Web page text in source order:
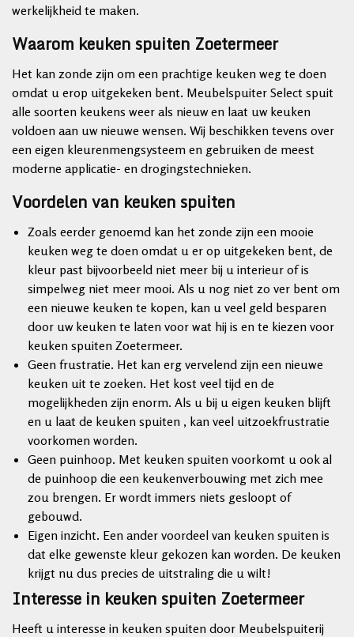
werkelijkheid te maken.
Waarom keuken spuiten Zoetermeer
Het kan zonde zijn om een prachtige keuken weg te doen
omdat u erop uitgekeken bent. Meubelspuiter Select spuit
alle soorten keukens weer als nieuw en laat uw keuken
voldoen aan uw nieuwe wensen. Wij beschikken tevens over
een eigen kleurenmengsysteem en gebruiken de meest
moderne applicatie- en drogingstechnieken.
Voordelen van keuken spuiten
Zoals eerder genoemd kan het zonde zijn een mooie
keuken weg te doen omdat u er op uitgekeken bent, de
kleur past bijvoorbeeld niet meer bij u interieur of is
simpelweg niet meer mooi. Als u nog niet zo ver bent om
een nieuwe keuken te kopen, kan u veel geld besparen
door uw keuken te laten voor wat hij is en te kiezen voor
keuken spuiten Zoetermeer.
Geen frustratie. Het kan erg vervelend zijn een nieuwe
keuken uit te zoeken. Het kost veel tijd en de
mogelijkheden zijn enorm. Als u bij u eigen keuken blijft
en u laat de keuken spuiten , kan veel uitzoekfrustratie
voorkomen worden.
Geen puinhoop. Met keuken spuiten voorkomt u ook al
de puinhoop die een keukenverbouwing met zich mee
zou brengen. Er wordt immers niets gesloopt of
gebouwd.
Eigen inzicht. Een ander voordeel van keuken spuiten is
dat elke gewenste kleur gekozen kan worden. De keuken
krijgt nu dus precies de uitstraling die u wilt!
Interesse in keuken spuiten Zoetermeer
Heeft u interesse in keuken spuiten door Meubelspuiterij